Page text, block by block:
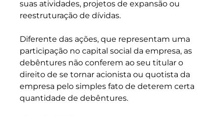
suas atividades, projetos de expansão ou
reestruturação de dívidas.
Diferente das ações, que representam uma
participação no capital social da empresa, as
debêntures não conferem ao seu titular o
direito de se tornar acionista ou quotista da
empresa pelo simples fato de deterem certa
quantidade de debêntures.